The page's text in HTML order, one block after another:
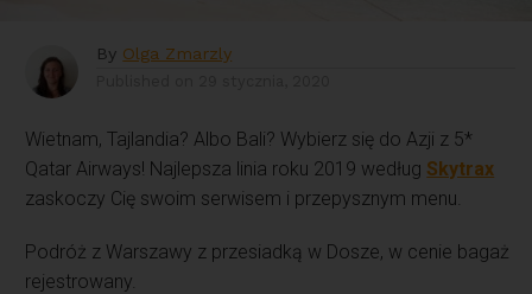
By Olga Zmarzly
Wietnam, Tajlandia? Albo Bali? Wybierz się do Azji z 5*
Qatar Airways! Najlepsza linia roku 2019 według Skytrax
zaskoczy Cię swoim serwisem i przepysznym menu.
Podróż z Warszawy z przesiadką w Dosze, w cenie bagaż
rejestrowany.